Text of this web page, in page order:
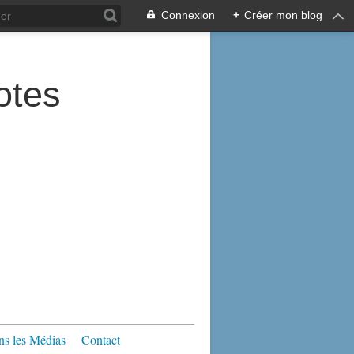
Connexion + Créer mon blog
les Médias Contact